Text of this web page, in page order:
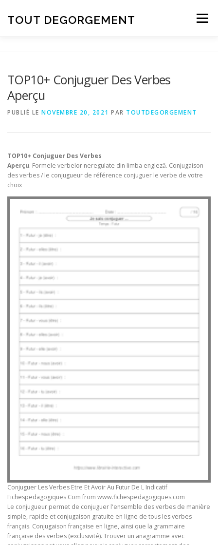
TOUT DEGORGEMENT Menu
TOP10+ Conjuguer Des Verbes
Aperçu
PUBLIÉ LE NOVEMBRE 20, 2021 PAR TOUTDEGORGEMENT
TOP10+ Conjuguer Des Verbes
Aperçu. Formele verbelor neregulate din limba engleză. Conjugaison
des verbes / le conjugueur de référence conjuguer le verbe de votre
choix
Conjuguer Les Verbes Etre Et Avoir Au Futur De L Indicatif
Fichespedagogiques Com from www.fichespedagogiques.com
Le conjugueur permet de conjuguer l'ensemble des verbes de manière
simple, rapide et conjugaison gratuite en ligne de tous les verbes
français. Conjugaison française en ligne, ainsi que la grammaire
française des verbes (exclusivité). Trouver un anagramme avec